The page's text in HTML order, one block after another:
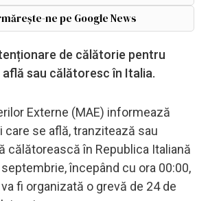
ne pe Google News
de călătorie pentru
sau călătoresc în Italia.
Externe (MAE) informează
care se află, tranzitează sau
călătorească în Republica Italiană
începând cu ora 00:00,
fi organizată o grevă de 24 de